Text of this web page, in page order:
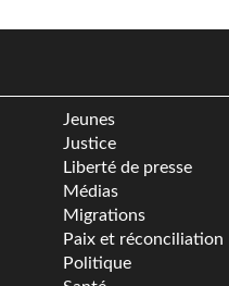
Jeunes
Justice
Liberté de presse
Médias
Migrations
Paix et réconciliation
Politique